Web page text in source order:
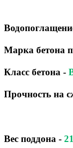
Марка бетона
Класс бетона -
Прочность на
Вес поддона -